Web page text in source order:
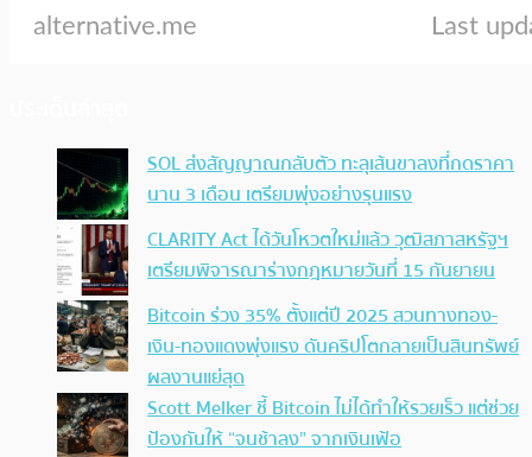
SOL ส่งสัญญาณกลับตัว ทะลุเส้นขาลงที่กดราคา
นาน 3 เดือน เตรียมพุ่งอย่างรุนแรง
CLARITY Act ได้วันโหวตใหม่แล้ว วุฒิสภาสหรัฐฯ
เตรียมพิจารณาร่างกฎหมายวันที่ 15 กันยายน
Bitcoin ร่วง 35% ตั้งแต่ปี 2025 สวนทางทอง-
เงิน-ทองแดงพุ่งแรง ดันคริปโตกลายเป็นสินทรัพย์
ผลงานแย่สุด
Scott Melker ชี้ Bitcoin ไม่ได้ทำให้รวยเร็ว แต่ช่วย
ป้องกันให้ “จนช้าลง” จากเงินเฟ้อ